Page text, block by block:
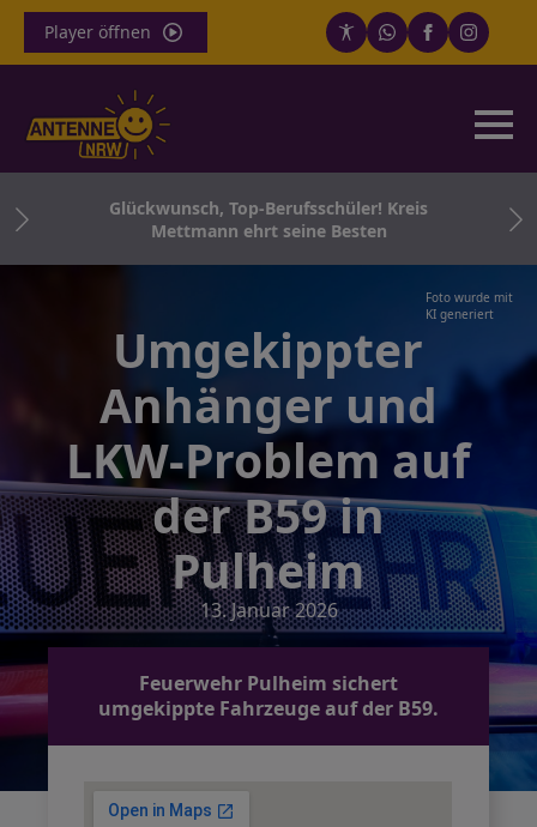
Player öffnen
Glückwunsch, Top-Berufsschüler! Kreis
Mettmann ehrt seine Besten
Foto wurde mit
KI generiert
Umgekippter
Anhänger und
LKW-Problem auf
der B59 in
Pulheim
13. Januar 2026
Feuerwehr Pulheim sichert
umgekippte Fahrzeuge auf der B59.